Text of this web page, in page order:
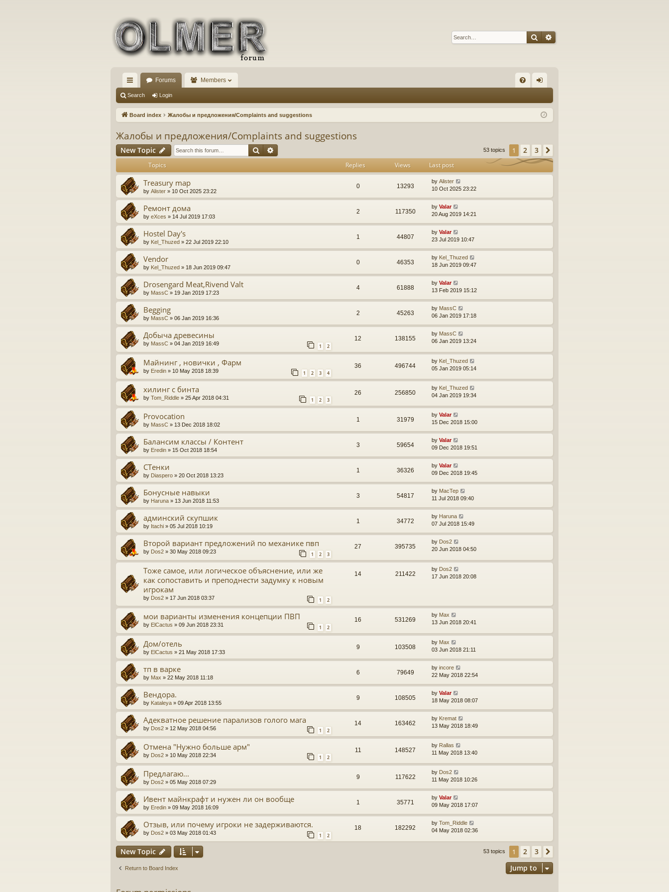
SearchAdvanced search
ui
ck
ks
Forums Members
Q in
Search Login
Board index Жалобы и предложения/Complaints and suggestions
Жалобы и предложения/Complaints and suggestions
New Topic Search 53 topics 1 2 3
Topics Replies Views Last post
Treasury map
by Alister » 10 Oct 2025 23:22
0 13293
by Alister
10 Oct 2025 23:22
Ремонт дома
by eXces » 14 Jul 2019 17:03
2 117350
by Valar
20 Aug 2019 14:21
Hostel Day's
by Kel_Thuzed » 22 Jul 2019 22:10
1 44807
by Valar
23 Jul 2019 10:47
Vendor
by Kel_Thuzed » 18 Jun 2019 09:47
0 46353
by Kel_Thuzed
18 Jun 2019 09:47
Drosengard Meat,Rivend Valt
by MassC » 19 Jan 2019 17:23
4 61888
by Valar
13 Feb 2019 15:12
Begging
by MassC » 06 Jan 2019 16:36
2 45263
by MassC
06 Jan 2019 17:18
Добыча древесины
by MassC » 04 Jan 2019 16:49 1 2
12 138155
by MassC
06 Jan 2019 13:24
Майнинг , новички , Фарм
by Eredin » 10 May 2018 18:39 1 2 3 4
36 496744
by Kel_Thuzed
05 Jan 2019 05:14
хилинг с бинта
by Tom_Riddle » 25 Apr 2018 04:31 1 2 3
26 256850
by Kel_Thuzed
04 Jan 2019 19:34
Provocation
by MassC » 13 Dec 2018 18:02
1 31979
by Valar
15 Dec 2018 15:00
Балансим классы / Контент
by Eredin » 15 Oct 2018 18:54
3 59654
by Valar
09 Dec 2018 19:51
СТенки
by Diaspero » 20 Oct 2018 13:23
1 36326
by Valar
09 Dec 2018 19:45
Бонусные навыки
by Haruna » 13 Jun 2018 11:53
3 54817
by MacTep
11 Jul 2018 09:40
админский скупшик
by Itachi » 05 Jul 2018 10:19
1 34772
by Haruna
07 Jul 2018 15:49
Второй вариант предложений по механике пвп
by Dos2 » 30 May 2018 09:23 1 2 3
27 395735
by Dos2
20 Jun 2018 04:50
Тоже самое, или логическое объяснение, или же
как сопоставить и преподнести задумку к новым
игрокам
by Dos2 » 17 Jun 2018 03:37 1 2
14 211422
by Dos2
17 Jun 2018 20:08
мои варианты изменения концепции ПВП
by ElCactus » 09 Jun 2018 23:31 1 2
16 531269
by Max
13 Jun 2018 20:41
Дом/отель
by ElCactus » 21 May 2018 17:33
9 103508
by Max
03 Jun 2018 21:11
тп в варке
by Max » 22 May 2018 11:18
6 79649
by incore
22 May 2018 22:54
Вендора.
by Kataleya » 09 Apr 2018 13:55
9 108505
by Valar
18 May 2018 08:07
Адекватное решение парализов голого мага
by Dos2 » 12 May 2018 04:56 1 2
14 163462
by Kremat
13 May 2018 18:49
Отмена "Нужно больше арм"
by Dos2 » 10 May 2018 22:34 1 2
11 148527
by Rallas
11 May 2018 13:40
Предлагаю...
by Dos2 » 05 May 2018 07:29
9 117622
by Dos2
11 May 2018 10:26
Ивент майнкрафт и нужен ли он вообще
by Eredin » 09 May 2018 16:09
1 35771
by Valar
09 May 2018 17:07
Отзыв, или почему игроки не задерживаются.
by Dos2 » 03 May 2018 01:43 1 2
18 182292
by Tom_Riddle
04 May 2018 02:36
New Topic 53 topics 1 2 3
Return to Board Index Jump to